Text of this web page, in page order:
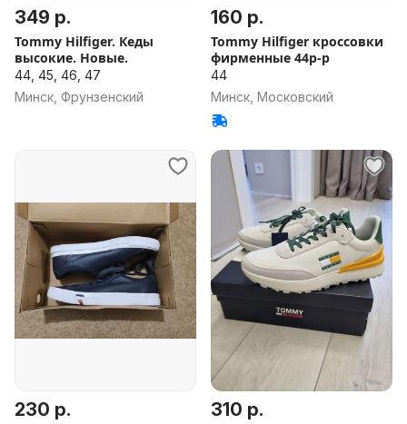
349 р.
Tommy Hilfiger. Кеды
высокие. Новые.
44, 45, 46, 47
Минск, Фрунзенский
160 р.
Tommy Hilfiger кроссовки
фирменные 44р-р
44
Минск, Московский
230 р. 310 р.